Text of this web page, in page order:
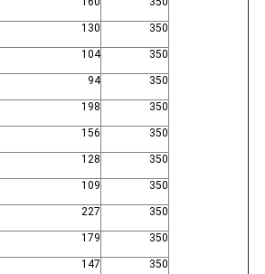
130 350
104 350
94 350
198 350
156 350
128 350
109 350
227 350
179 350
147 350